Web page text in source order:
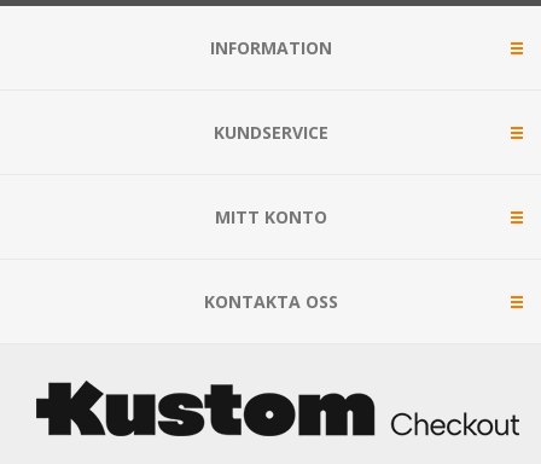
INFORMATION
KUNDSERVICE
MITT KONTO
KONTAKTA OSS